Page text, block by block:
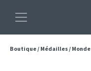
Boutique/ Médailles/ Monde